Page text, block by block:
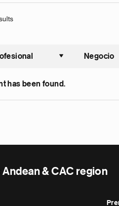
Negocio
has been found.
& CAC region